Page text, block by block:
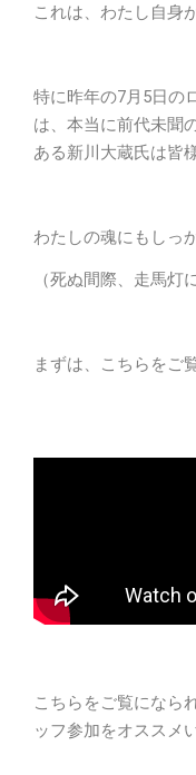
これは、わたし自身
特に昨年の7月5日の
は、本当に前代未聞
ある新川大蔵氏は皆
わたしの魂にもしっ
（死ぬ間際、走馬灯
まずは、こちらをご
こちらをご覧になら
ッフ参加をオススメ